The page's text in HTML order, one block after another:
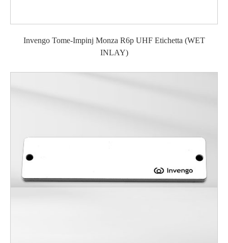
Invengo Tome-Impinj Monza R6p UHF Etichetta (WET
INLAY)